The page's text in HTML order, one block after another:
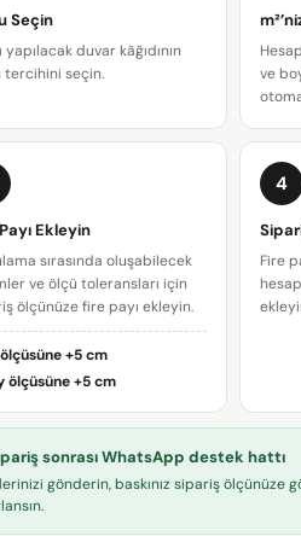
Seçin
yapılacak duvar kâğıdının
tercihini seçin.
ve
Ekleyin
sırasında oluşabilecek
ve ölçü toleransları için
ölçünüze fire payı ekleyin.
+5 cm
ölçüsüne+5 cm
4
Fire
sonrası WhatsApp destek hattı
gönderin, baskınız sipariş ölçünüze
Bu ürünü paylaş
Facebook'ta
Paylaş
X'te
paylaş
Pinterest'teki
Pin
Bir soru
Adınız
E-
posta
adresiniz
Telefonunuz